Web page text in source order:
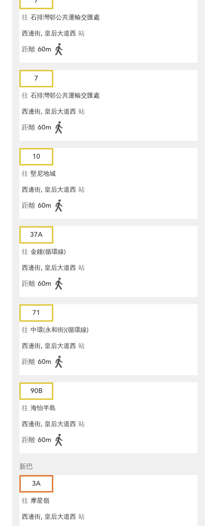
往 石排灣邨公共運輸交匯處
西邊街, 皇后大道西 站
距離 60m
7
往 石排灣邨公共運輸交匯處
西邊街, 皇后大道西 站
距離 60m
10
往 堅尼地城
西邊街, 皇后大道西 站
距離 60m
37A
往 金鐘(循環線)
西邊街, 皇后大道西 站
距離 60m
71
往 中環(永和街)(循環線)
西邊街, 皇后大道西 站
距離 60m
90B
往 海怡半島
西邊街, 皇后大道西 站
距離 60m
新巴
3A
往 摩星嶺
西邊街, 皇后大道西 站